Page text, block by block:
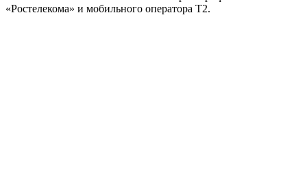
«Ростелекома» и мобильного оператора T2.